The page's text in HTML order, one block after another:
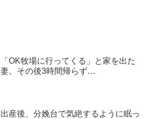
「OK牧場に行ってくる」と家を出た
妻。その後3時間帰らず…
出産後、分娩台で気絶するように眠っ